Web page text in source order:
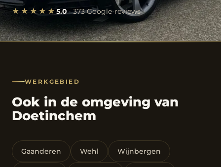
★★★★★ 5.0· 373 Google-reviews
WERKGEBIED
Ook in de omgeving van
Doetinchem
Gaanderen Wehl Wijnbergen